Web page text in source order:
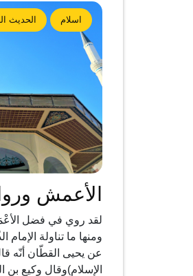
اسلام الحديث
الأعمش
لقد روي في فضل
ومنها ما تناولة الإمام
عن يحيى القطّان أنّه
الإسلام)وقال وكيع بن